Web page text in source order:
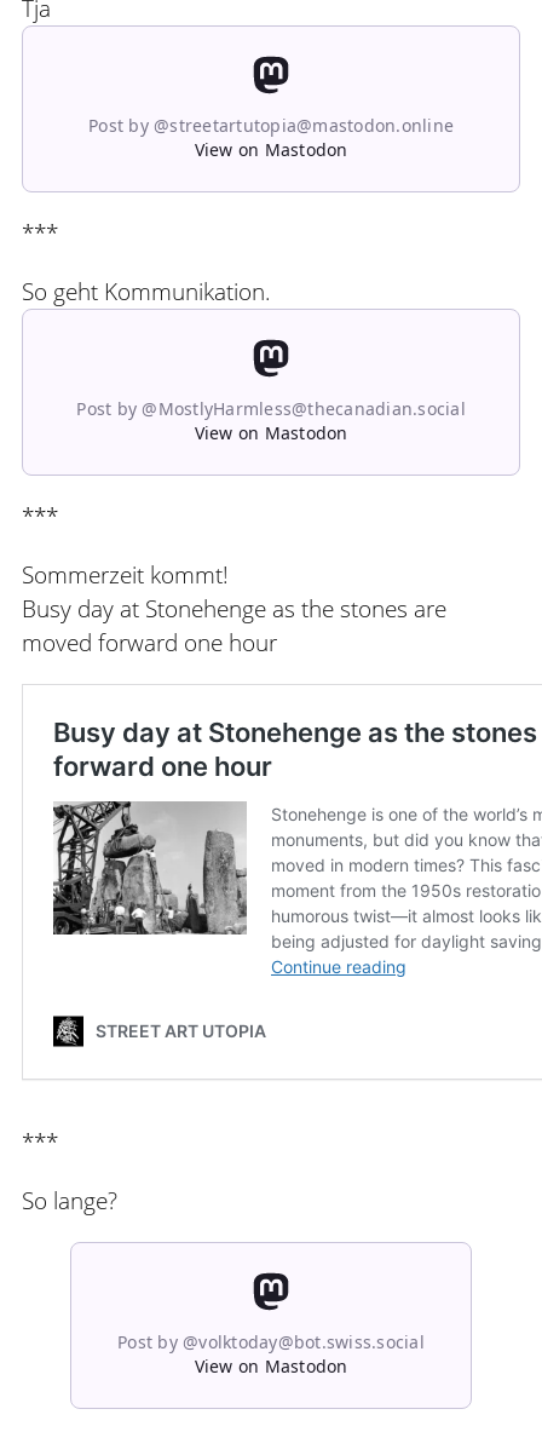
Tja
Post by @streetartutopia@mastodon.online
View on Mastodon
***
So geht Kommunikation.
Post by @MostlyHarmless@thecanadian.social
View on Mastodon
***
Sommerzeit kommt!
Busy day at Stonehenge as the stones are
moved forward one hour
***
So lange?
Post by @volktoday@bot.swiss.social
View on Mastodon